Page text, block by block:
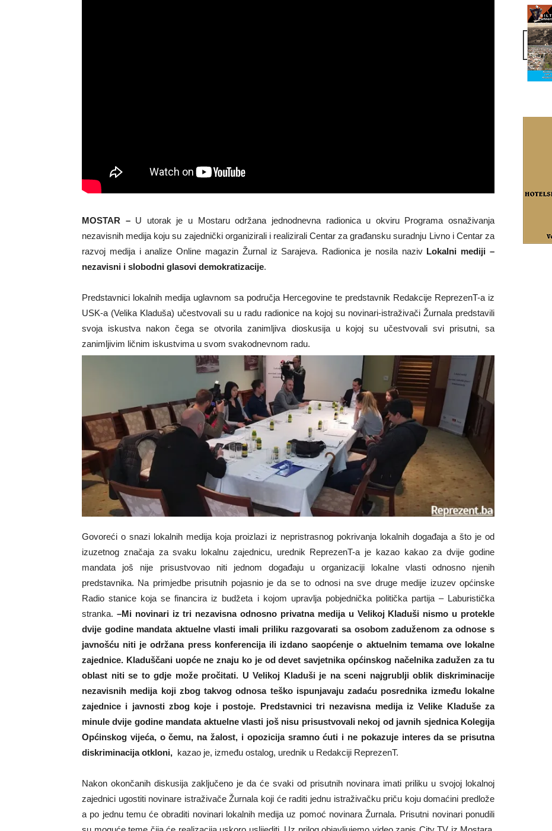
MOSTAR –U utorak je u Mostaru održana jednodnevna radionica u okviru Programa osnaživanja
nezavisnih medija koju su zajednički organizirali i realizirali Centar za građansku suradnju Livno i Centar za
razvoj medija i analize Online magazin Žurnal iz Sarajeva. Radionica je nosila naziv Lokalni mediji –
nezavisni i slobodni glasovi demokratizacije.
Predstavnici lokalnih medija uglavnom sa područja Hercegovine te predstavnik Redakcije ReprezenT-a iz
USK-a (Velika Kladuša) učestvovali su u radu radionice na kojoj su novinari-istraživači Žurnala predstavili
svoja iskustva nakon čega se otvorila zanimljiva dioskusija u kojoj su učestvovali svi prisutni, sa
zanimljivim ličnim iskustvima u svom svakodnevnom radu.
Govoreći o snazi lokalnih medija koja proizlazi iz nepristrasnog pokrivanja lokalnih događaja a što je od
izuzetnog značaja za svaku lokalnu zajednicu, urednik ReprezenT-a je kazao kakao za dvije godine
mandata još nije prisustvovao niti jednom događaju u organizaciji lokalne vlasti odnosno njenih
predstavnika. Na primjedbe prisutnih pojasnio je da se to odnosi na sve druge medije izuzev općinske
Radio stanice koja se financira iz budžeta i kojom upravlja pobjednička politička partija – Laburistička
stranka. –Mi novinari iz tri nezavisna odnosno privatna medija u Velikoj Kladuši nismo u protekle
dvije godine mandata aktuelne vlasti imali priliku razgovarati sa osobom zaduženom za odnose s
javnošću niti je održana press konferencija ili izdano saopćenje o aktuelnim temama ove lokalne
zajednice. Kladuščani uopće ne znaju ko je od devet savjetnika općinskog načelnika zadužen za tu
oblast niti se to gdje može pročitati. U Velikoj Kladuši je na sceni najgrublji oblik diskriminacije
nezavisnih medija koji zbog takvog odnosa teško ispunjavaju zadaću posrednika između lokalne
zajednice i javnosti zbog koje i postoje. Predstavnici tri nezavisna medija iz Velike Kladuše za
minule dvije godine mandata aktuelne vlasti još nisu prisustvovali nekoj od javnih sjednica Kolegija
Općinskog vijeća, o čemu, na žalost, i opozicija sramno ćuti i ne pokazuje interes da se prisutna
diskriminacija otkloni, kazao je, između ostalog, urednik u Redakciji ReprezenT.
Nakon okončanih diskusija zaključeno je da će svaki od prisutnih novinara imati priliku u svojoj lokalnoj
zajednici ugostiti novinare istraživače Žurnala koji će raditi jednu istraživačku priču koju domaćini predlože
a po jednu temu će obraditi novinari lokalnih medija uz pomoć novinara Žurnala. Prisutni novinari ponudili